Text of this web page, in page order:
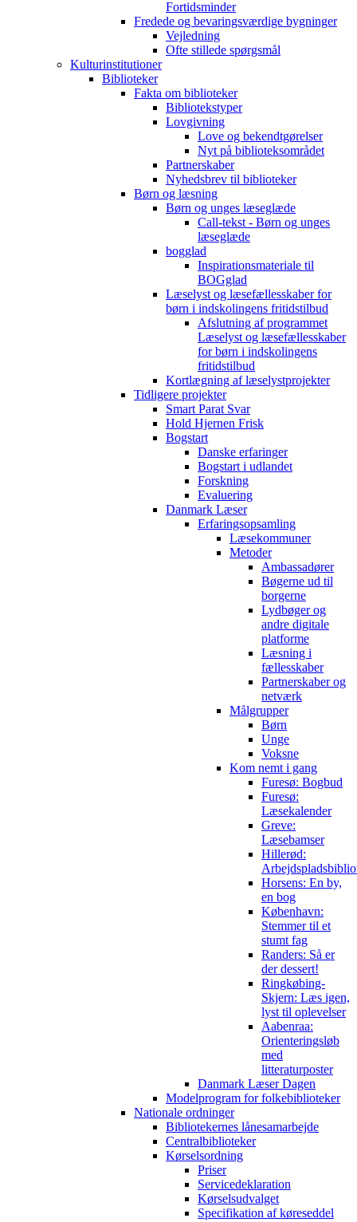
Fortidsminder
Fredede og bevaringsværdige bygninger
Vejledning
Ofte stillede spørgsmål
Kulturinstitutioner
Biblioteker
Fakta om biblioteker
Bibliotekstyper
Lovgivning
Love og bekendtgørelser
Nyt på biblioteksområdet
Partnerskaber
Nyhedsbrev til biblioteker
Børn og læsning
Børn og unges læseglæde
Call-tekst - Børn og unges
læseglæde
bogglad
Inspirationsmateriale til
BOGglad
Læselyst og læsefællesskaber for
børn i indskolingens fritidstilbud
Afslutning af programmet
Læselyst og læsefællesskaber
for børn i indskolingens
fritidstilbud
Kortlægning af læselystprojekter
Tidligere projekter
Smart Parat Svar
Hold Hjernen Frisk
Bogstart
Danske erfaringer
Bogstart i udlandet
Forskning
Evaluering
Danmark Læser
Erfaringsopsamling
Læsekommuner
Metoder
Ambassadører
Bøgerne ud til
borgerne
Lydbøger og
andre digitale
platforme
Læsning i
fællesskaber
Partnerskaber og
netværk
Målgrupper
Børn
Unge
Voksne
Kom nemt i gang
Furesø: Bogbud
Furesø:
Læsekalender
Greve:
Læsebamser
Hillerød:
Horsens: En by,
en bog
København:
Stemmer til et
stumt fag
Randers: Så er
der dessert!
Ringkøbing-
Skjern: Læs igen,
lyst til oplevelser
Aabenraa:
Orienteringsløb
med
litteraturposter
Danmark Læser Dagen
Modelprogram for folkebiblioteker
Nationale ordninger
Bibliotekernes lånesamarbejde
Centralbiblioteker
Kørselsordning
Priser
Servicedeklaration
Kørselsudvalget
Specifikation af køreseddel